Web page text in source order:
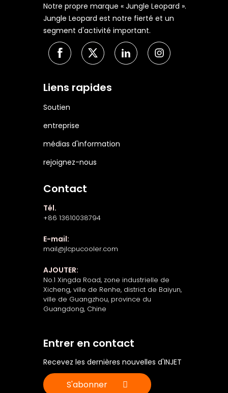
Notre propre marque « Jungle Leopard ».
Jungle Leopard est notre fierté et un
segment d'activité important.
Liens rapides
Soutien
entreprise
médias d'information
rejoignez-nous
Contact
Tél.
+86 13610038794
E-mail:
mail@jlcpucooler.com
AJOUTER:
No.1 Xingda Road, zone industrielle de
Xicheng, ville de Renhe, district de Baiyun,
ville de Guangzhou, province du
Guangdong, Chine
Entrer en contact
Recevez les dernières nouvelles d'INJET
S'abonner